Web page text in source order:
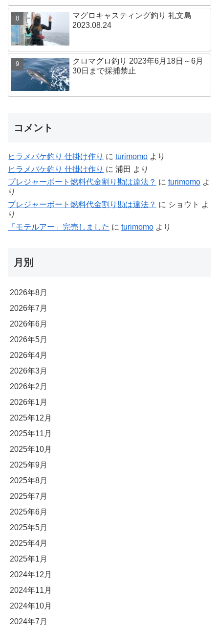
マグロキャスティング釣り 礼文島
2023.08.24
クロマグロ釣り 2023年6月18日～6月
30日まで採捕禁止
コメント
ヒラメバケ釣り 仕掛け作り に turimomo より
ヒラメバケ釣り 仕掛け作り に 浦田 より
プレジャーボート燃料代金割り勘は違法？ に turimomo よ
り
プレジャーボート燃料代金割り勘は違法？ に ショウト よ
り
「モテルアー」完売しました に turimomo より
月別
2026年8月
2026年7月
2026年6月
2026年5月
2026年4月
2026年3月
2026年2月
2026年1月
2025年12月
2025年11月
2025年10月
2025年9月
2025年8月
2025年7月
2025年6月
2025年5月
2025年4月
2025年1月
2024年12月
2024年11月
2024年10月
2024年7月